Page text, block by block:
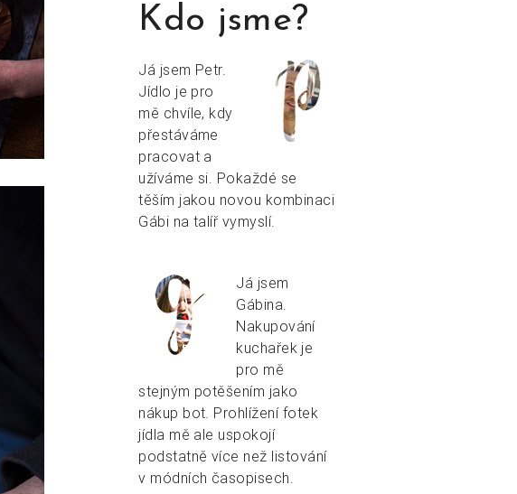
Kdo jsme?
Já jsem Petr.
Jídlo je pro
mě chvíle, kdy
přestáváme
pracovat a
užíváme si. Pokaždé se
těším jakou novou kombinaci
Gábi na talíř vymyslí.
Já jsem
Gábina.
Nakupování
kuchařek je
pro mě
stejným potěšením jako
nákup bot. Prohlížení fotek
jídla mě ale uspokojí
podstatně více než listování
v módních časopisech.